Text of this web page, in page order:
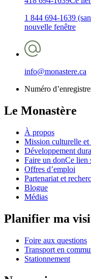
1 844 694-1639
nouvelle fenêtre
info@monastere.ca
Numéro
Le Monastère
À propos
Mission culturelle et
Développement
Faire un donCe lien
Offres d’emploi
Partenariat et
Blogue
Médias
Planifier ma
Foire aux questions
Transport en
Stationnement